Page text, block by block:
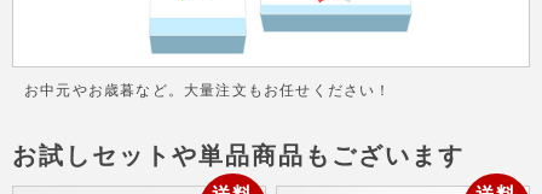
お中元やお歳暮など。大量注文もお任せください！
お試しセットや単品商品もございます